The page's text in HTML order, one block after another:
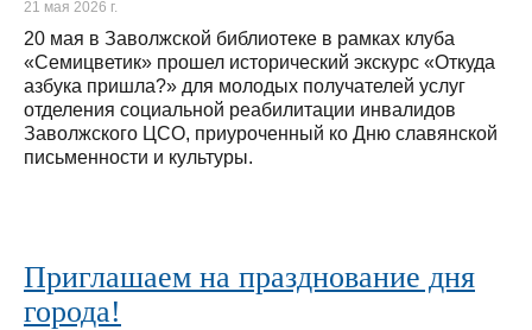
21 мая 2026 г.
20 мая в Заволжской библиотеке в рамках клуба
«Семицветик» прошел исторический экскурс «Откуда
азбука пришла?» для молодых получателей услуг
отделения социальной реабилитации инвалидов
Заволжского ЦСО, приуроченный ко Дню славянской
письменности и культуры.
Приглашаем на празднование дня
города!